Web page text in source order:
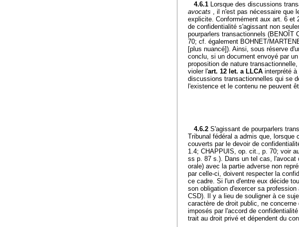
4.6.1 Lorsque des discussions
avocats , il n'est pas nécessaire que
explicite. Conformément aux art. 6 et
de confidentialité s'agissant non
pourparlers transactionnels (BENOÎT
70; cf. également BOHNET/
[plus nuancé]). Ainsi, sous réserve
conclu, si un document envoyé par
proposition de nature
violer l'art. 12 let. a LLCA interprété
discussions transactionnelles qui se
l'existence et le contenu ne peuvent
4.6.2 S'agissant de pourparlers
Tribunal fédéral a admis que,
couverts par le devoir de
1.4; CHAPPUIS, op. cit., p. 70; voir
ss p. 87 s.). Dans un tel cas, l'avocat
orale) avec la partie adverse non
par celle-ci, doivent respecter la
ce cadre. Si l'un d'entre eux décide
son obligation d'exercer sa
CSD). Il y a lieu de souligner à ce
caractère de droit public, ne
imposés par l'accord de
trait au droit privé et dépendent du